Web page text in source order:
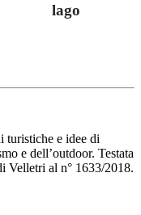
lago
turistiche e idee di
e dell’outdoor. Testata
Velletri al n° 1633/2018.